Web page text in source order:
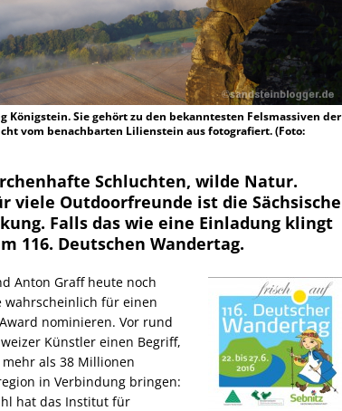
Königstein. Sie gehört zu den bekanntesten Felsmassiven der
vom benachbarten Lilienstein aus fotografiert. (Foto:
Schluchten, wilde Natur.
viele Outdoorfreunde ist die Sächsische
Falls das wie eine Einladung klingt
116. Deutschen Wandertag.
Anton Graff heute noch
wahrscheinlich für einen
nominieren. Vor rund
Künstler einen Begriff,
als 38 Millionen
in Verbindung bringen:
hat das Institut für